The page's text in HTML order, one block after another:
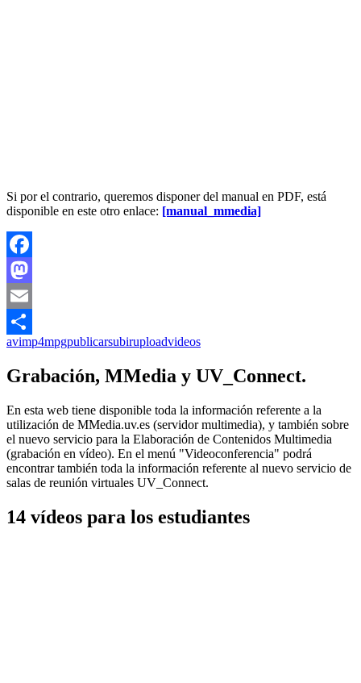
Si por el contrario, queremos disponer del manual en PDF, está
disponible en este otro enlace: [manual_mmedia]
Facebook
Mastodon
Email
Compartir
avimp4mpgpublicarsubiruploadvideos
Grabación, MMedia y UV_Connect.
En esta web tiene disponible toda la información referente a la
utilización de MMedia.uv.es (servidor multimedia), y también sobre
el nuevo servicio para la Elaboración de Contenidos Multimedia
(grabación en vídeo). En el menú "Videoconferencia" podrá
encontrar también toda la información referente al nuevo servicio de
salas de reunión virtuales UV_Connect.
14 vídeos para los estudiantes